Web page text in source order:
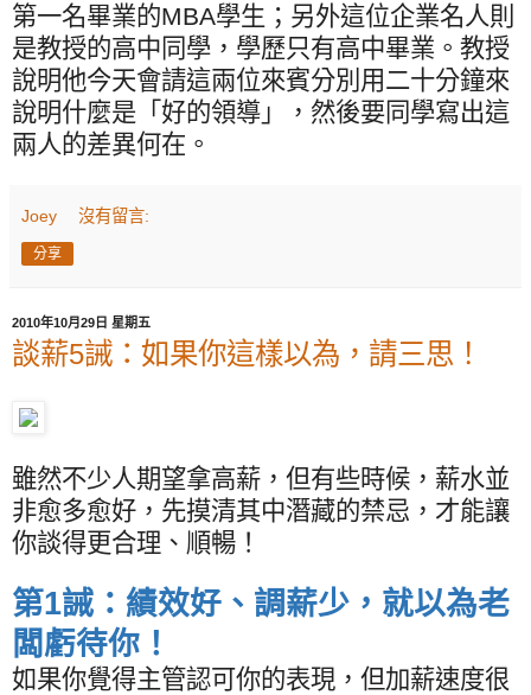
第一名畢業的MBA學生；另外這位企業名人則
是教授的高中同學，學歷只有高中畢業。教授
說明他今天會請這兩位來賓分別用二十分鐘來
說明什麼是「好的領導」，然後要同學寫出這
兩人的差異何在。
Joey 沒有留言:
分享
2010年10月29日 星期五
談薪5誡：如果你這樣以為，請三思！
雖然不少人期望拿高薪，但有些時候，薪水並
非愈多愈好，先摸清其中潛藏的禁忌，才能讓
你談得更合理、順暢！
第1誡：績效好、調薪少，就以為老
闆虧待你！
如果你覺得主管認可你的表現，但加薪速度很